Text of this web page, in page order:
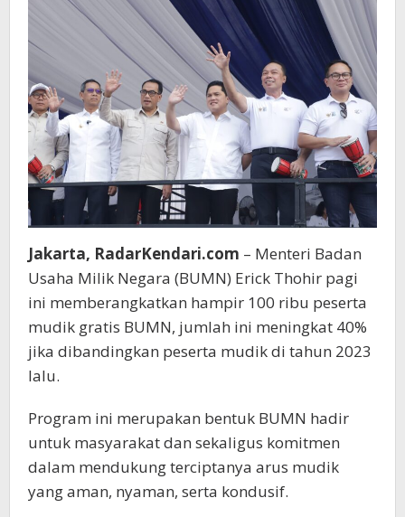
Jakarta, RadarKendari.com – Menteri Badan
Usaha Milik Negara (BUMN) Erick Thohir pagi
ini memberangkatkan hampir 100 ribu peserta
mudik gratis BUMN, jumlah ini meningkat 40%
jika dibandingkan peserta mudik di tahun 2023
lalu.
Program ini merupakan bentuk BUMN hadir
untuk masyarakat dan sekaligus komitmen
dalam mendukung terciptanya arus mudik
yang aman, nyaman, serta kondusif.